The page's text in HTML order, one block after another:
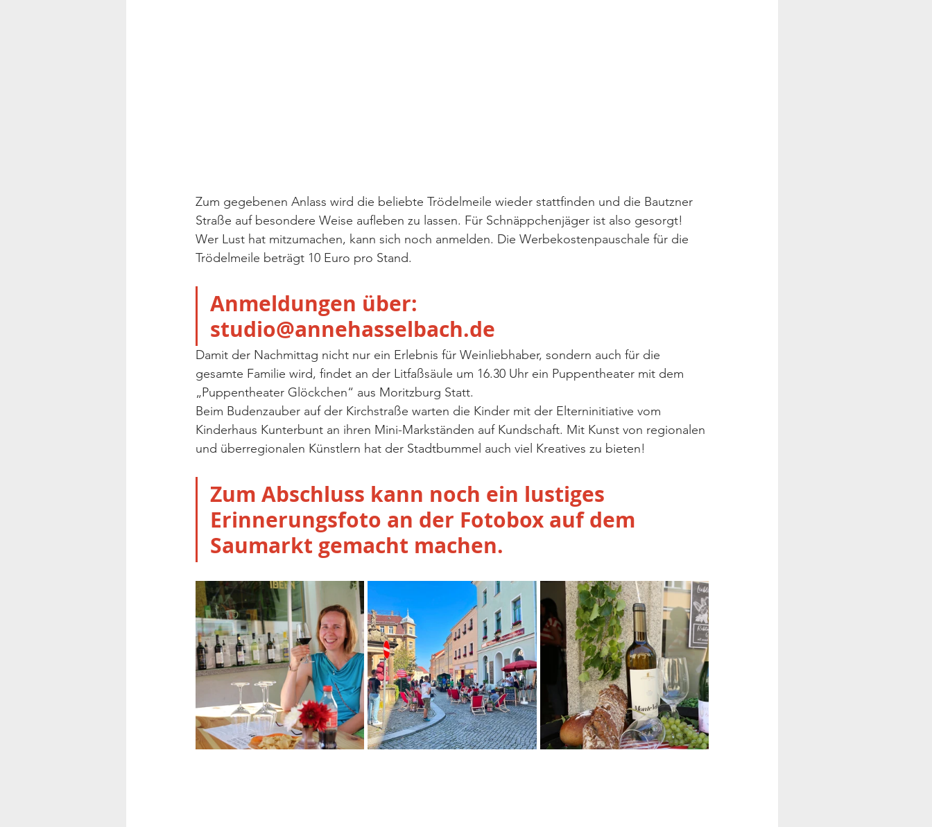
Zum gegebenen Anlass wird die beliebte Trödelmeile wieder stattfinden und die Bautzner
Straße auf besondere Weise aufleben zu lassen. Für Schnäppchenjäger ist also gesorgt!
Wer Lust hat mitzumachen, kann sich noch anmelden. Die Werbekostenpauschale für die
Trödelmeile beträgt 10 Euro pro Stand.
Anmeldungen über:
studio@annehasselbach.de
Damit der Nachmittag nicht nur ein Erlebnis für Weinliebhaber, sondern auch für die
gesamte Familie wird, findet an der Litfaßsäule um 16.30 Uhr ein Puppentheater mit dem
„Puppentheater Glöckchen“ aus Moritzburg Statt.
Beim Budenzauber auf der Kirchstraße warten die Kinder mit der Elterninitiative vom
Kinderhaus Kunterbunt an ihren Mini-Markständen auf Kundschaft. Mit Kunst von regionalen
und überregionalen Künstlern hat der Stadtbummel auch viel Kreatives zu bieten!
Zum Abschluss kann noch ein lustiges
Erinnerungsfoto an der Fotobox auf dem
Saumarkt gemacht machen.